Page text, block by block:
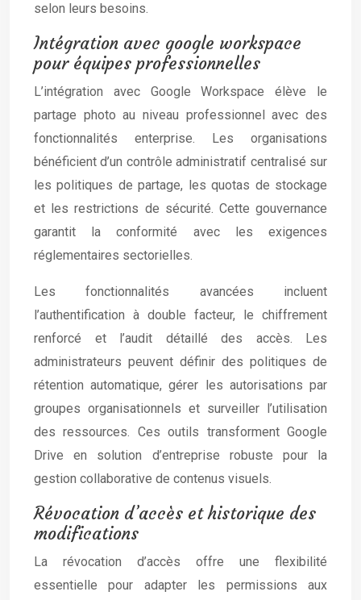
selon leurs besoins.
Intégration avec google workspace
pour équipes professionnelles
L’intégration avec Google Workspace élève le
partage photo au niveau professionnel avec des
fonctionnalités enterprise. Les organisations
bénéficient d’un contrôle administratif centralisé sur
les politiques de partage, les quotas de stockage
et les restrictions de sécurité. Cette gouvernance
garantit la conformité avec les exigences
réglementaires sectorielles.
Les fonctionnalités avancées incluent
l’authentification à double facteur, le chiffrement
renforcé et l’audit détaillé des accès. Les
administrateurs peuvent définir des politiques de
rétention automatique, gérer les autorisations par
groupes organisationnels et surveiller l’utilisation
des ressources. Ces outils transforment Google
Drive en solution d’entreprise robuste pour la
gestion collaborative de contenus visuels.
Révocation d’accès et historique des
modifications
La révocation d’accès offre une flexibilité
essentielle pour adapter les permissions aux